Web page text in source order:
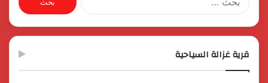
عن:
قرية غزالة السياحية